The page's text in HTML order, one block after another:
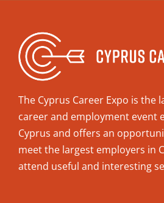
The Cyprus Career Expo is the
career and employment event
Cyprus and offers an
meet the largest employers in
attend useful and interesting